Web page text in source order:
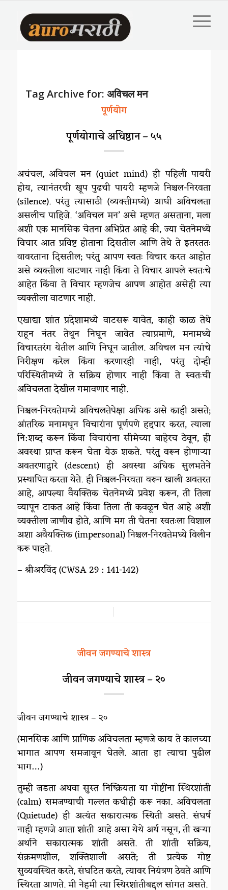
Tag Archive for: अविचल मन
पूर्णयोग
पूर्णयोगाचे अधिष्ठान – ५५
अचंचल, अविचल मन (quiet mind) ही पहिली पायरी
होय, त्यानंतरची खूप पुढची पायरी म्हणजे निश्चल-निरवता
(silence). परंतु त्यासाठी (व्यक्तीमध्ये) आधी अविचलता
असलीच पाहिजे. ‘अविचल मन’ असे म्हणत असताना, मला
अशी एक मानसिक चेतना अभिप्रेत आहे की, ज्या चेतनेमध्ये
विचार आत प्रविष्ट होताना दिसतील आणि तेथे ते इतस्ततः
वावरताना दिसतील; परंतु आपण स्वतः विचार करत आहोत
असे व्यक्तीला वाटणार नाही किंवा ते विचार आपले स्वतःचे
आहेत किंवा ते विचार म्हणजेच आपण आहोत असेही त्या
व्यक्तीला वाटणार नाही.
एखाद्या शांत प्रदेशामध्ये वाटसरू यावेत, काही काळ तेथे
राहून नंतर तेथून निघून जावेत त्याप्रमाणे, मनामध्ये
विचारतरंग येतील आणि निघून जातील. अविचल मन त्यांचे
निरीक्षण करेल किंवा करणारही नाही, परंतु दोन्ही
परिस्थितीमध्ये ते सक्रिय होणार नाही किंवा ते स्वतःची
अविचलता देखील गमावणार नाही.
निश्चल-निरवतेमध्ये अविचलतेपेक्षा अधिक असे काही असते;
आंतरिक मनामधून विचारांना पूर्णपणे हद्दपार करत, त्याला
नि:शब्द करून किंवा विचारांना सीमेच्या बाहेरच ठेवून, ही
अवस्था प्राप्त करून घेता येऊ शकते. परंतु वरून होणाऱ्या
अवतरणाद्वारे (descent) ही अवस्था अधिक सुलभतेने
प्रस्थापित करता येते. ही निश्चल-निरवता वरून खाली अवतरत
आहे, आपल्या वैयक्तिक चेतनेमध्ये प्रवेश करून, ती तिला
व्यापून टाकत आहे किंवा तिला ती कवळून घेत आहे अशी
व्यक्तीला जाणीव होते, आणि मग ती चेतना स्वतःला विशाल
अशा अवैयक्तिक (impersonal) निश्चल-निरवतेमध्ये विलीन
करू पाहते.
– श्रीअरविंद (CWSA 29 : 141-142)
जीवन जगण्याचे शास्त्र
जीवन जगण्याचे शास्त्र – २०
जीवन जगण्याचे शास्त्र – २०
(मानसिक आणि प्राणिक अविचलता म्हणजे काय ते कालच्या
भागात आपण समजावून घेतले. आता हा त्याचा पुढील
भाग…)
तुम्ही जडता अथवा सुस्त निष्क्रियता या गोष्टींना स्थिरशांती
(calm) समजण्याची गल्लत कधीही करू नका. अविचलता
(Quietude) ही अत्यंत सकारात्मक स्थिती असते. संघर्ष
नाही म्हणजे आता शांती आहे असा येथे अर्थ नसून, ती खऱ्या
अर्थाने सकारात्मक शांती असते. ती शांती सक्रिय,
संक्रमणशील, शक्तिशाली असते; ती प्रत्येक गोष्ट
सुव्यवस्थित करते, संघटित करते, त्यावर नियंत्रण ठेवते आणि
स्थिरता आणते. मी नेहमी त्या स्थिरशांतीबद्दल सांगत असते.